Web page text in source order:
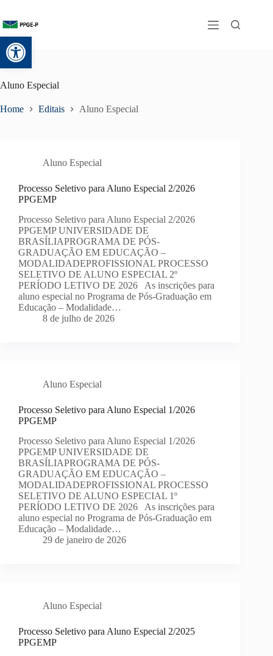
Abrir a barra de ferramentas
Aluno Especial
Home Editais Aluno Especial
Aluno Especial
Processo Seletivo para Aluno Especial 2/2026
PPGEMP
Processo Seletivo para Aluno Especial 2/2026
PPGEMP UNIVERSIDADE DE
BRASÍLIAPROGRAMA DE PÓS-
GRADUAÇÃO EM EDUCAÇÃO –
MODALIDADEPROFISSIONAL PROCESSO
SELETIVO DE ALUNO ESPECIAL 2º
PERÍODO LETIVO DE 2026 As inscrições para
aluno especial no Programa de Pós-Graduação em
Educação – Modalidade…
8 de julho de 2026
Aluno Especial
Processo Seletivo para Aluno Especial 1/2026
PPGEMP
Processo Seletivo para Aluno Especial 1/2026
PPGEMP UNIVERSIDADE DE
BRASÍLIAPROGRAMA DE PÓS-
GRADUAÇÃO EM EDUCAÇÃO –
MODALIDADEPROFISSIONAL PROCESSO
SELETIVO DE ALUNO ESPECIAL 1º
PERÍODO LETIVO DE 2026 As inscrições para
aluno especial no Programa de Pós-Graduação em
Educação – Modalidade…
29 de janeiro de 2026
Aluno Especial
Processo Seletivo para Aluno Especial 2/2025
PPGEMP